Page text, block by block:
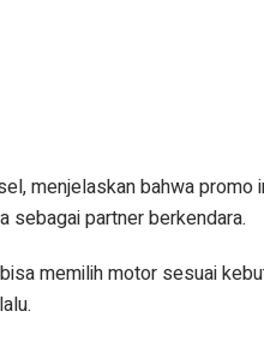
menjelaskan bahwa promo
sebagai partner berkendara.
memilih motor sesuai